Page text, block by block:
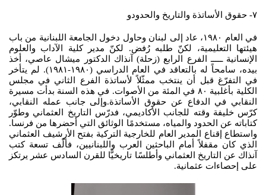
٧- حقوق الأساتذة والتاريخ والحدودو
في العام ١٩٨٠، عاد إلى لبنان وحاول دخول الجامعة اللبنانية من باب
هيئتها التعليمية، لكنّ طلبه رُفض. لكنّ مدير كلية الآداب والعلوم
الإنسانية ـــــ الفرع الرابع (زحلة) آنذاك الدكتور ميشال عاصي، أخذ
بيده، سامحاً له بالتعاقد في العام الدراسي (١٩٨٠-١٩٨١). لم يتأخر
في التفرّغ قبل أن ينتخب ممثّلاً لأساتذة الفرع الثاني في مجلس
الكلية بأغلبية ٨٠ في المئة من الأصوات. في هذه السنة بدأت مسيرة
النقابي في الدفاع عن حقوق الأساتذة.وإلى جانب عمله النقابي،
كرّس خليفة وقته للجانب الأكاديمي، فدرّس التاريخ العثماني وطوّر
كتاباته عن الحدود والمياه، مستخدمًا الوثائق التي أحضرها من فرنسا.
واستطاع إقناع المدير العام للخارجية التركية بفتح الأرشيف العثماني
الذي كان مقفلاً أمام الباحثين العرب واللبنانيين، فألّف تسعة كتب
آنذاك عن التاريخ العثماني وأطلسًا تاريخيًّا للقرن السادس عشر يرتكز
على إحصاءات عثمانية.